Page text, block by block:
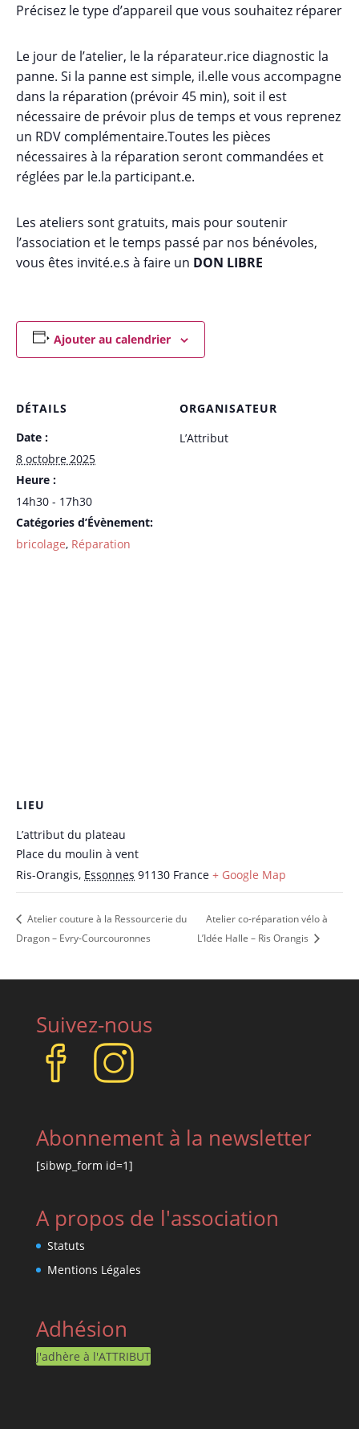
Précisez le type d’appareil que vous souhaitez réparer
Le jour de l’atelier, le la réparateur.rice diagnostic la
panne. Si la panne est simple, il.elle vous accompagne
dans la réparation (prévoir 45 min), soit il est
nécessaire de prévoir plus de temps et vous reprenez
un RDV complémentaire.Toutes les pièces
nécessaires à la réparation seront commandées et
réglées par le.la participant.e.
Les ateliers sont gratuits, mais pour soutenir
l’association et le temps passé par nos bénévoles,
vous êtes invité.e.s à faire un DON LIBRE
Ajouter au calendrier
DÉTAILS
Date :
8 octobre 2025
Heure :
14h30 - 17h30
Catégories d’Évènement:
bricolage, Réparation
ORGANISATEUR
L’Attribut
LIEU
L’attribut du plateau
Place du moulin à vent
Ris-Orangis, Essonnes 91130 France + Google Map
Atelier couture à la Ressourcerie du
Dragon – Evry-Courcouronnes
Atelier co-réparation vélo à
L’Idée Halle – Ris Orangis
Suivez-nous
Abonnement à la newsletter
[sibwp_form id=1]
A propos de l'association
Statuts
Mentions Légales
Adhésion
J'adhère à l'ATTRIBUT